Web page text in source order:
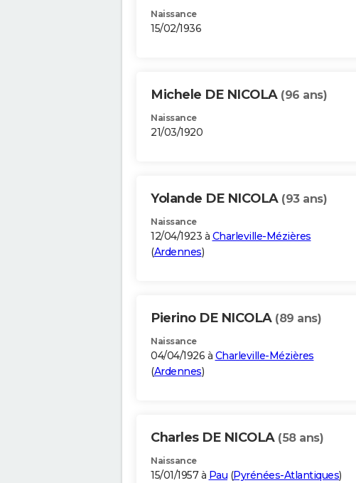
Naissance
15/02/1936
Michele DE NICOLA (96 ans)
Naissance
21/03/1920
Yolande DE NICOLA (93 ans)
Naissance
12/04/1923 à Charleville-Mézières
(Ardennes)
Pierino DE NICOLA (89 ans)
Naissance
04/04/1926 à Charleville-Mézières
(Ardennes)
Charles DE NICOLA (58 ans)
Naissance
15/01/1957 à Pau (Pyrénées-Atlantiques)